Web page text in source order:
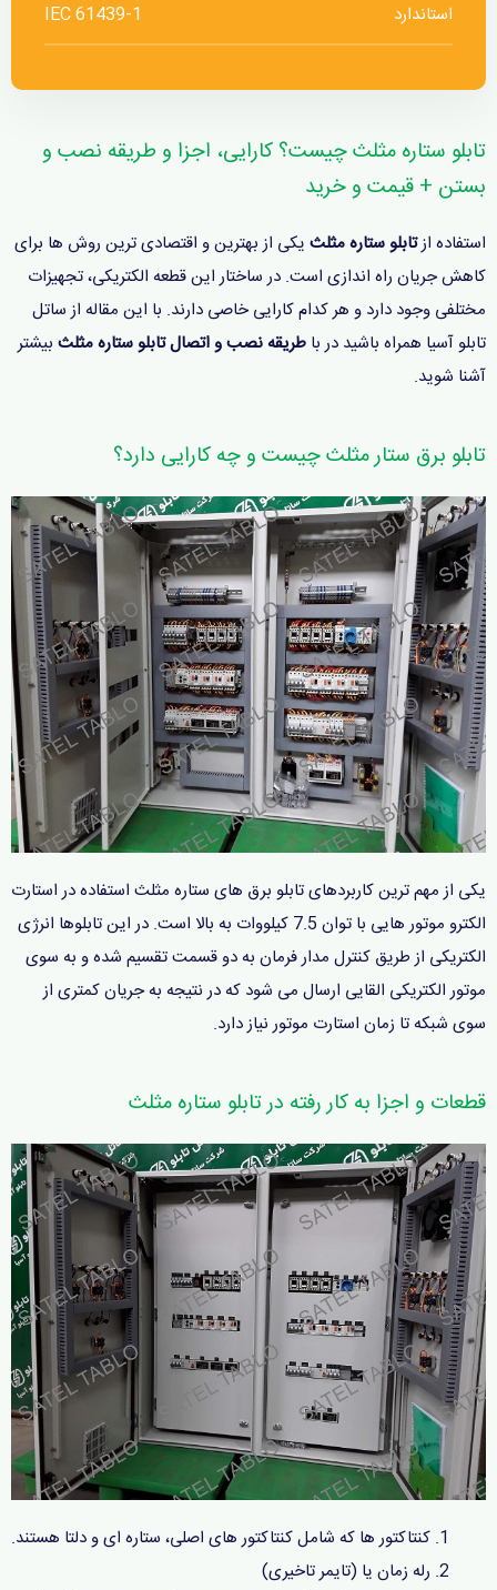
استاندارد IEC 61439-1
تابلو ستاره مثلث چیست؟ کارایی، اجزا و طریقه نصب و
بستن + قیمت و خرید
استفاده ازتابلو ستاره مثلث یکی از بهترین و اقتصادی ترین روش ها برای
کاهش جریان راه اندازی است. در ساختار این قطعه الکتریکی، تجهیزات
مختلفی وجود دارد و هر کدام کارایی خاصی دارند. با این مقاله از ساتل
تابلو آسیا همراه باشید در با طریقه نصب و اتصال تابلو ستاره مثلث بیشتر
آشنا شوید.
تابلو برق ستار مثلث چیست و چه کارایی دارد؟
یکی از مهم ترین کاربردهای تابلو برق های ستاره مثلث استفاده در استارت
الکترو موتور هایی با توان 7.5 کیلووات به بالا است. در این تابلوها انرژی
الکتریکی از طریق کنترل مدار فرمان به دو قسمت تقسیم شده و به سوی
موتور الکتریکی القایی ارسال می شود که در نتیجه به جریان کمتری از
سوی شبکه تا زمان استارت موتور نیاز دارد.
قطعات و اجزا به کار رفته در تابلو ستاره مثلث
کنتاکتور ها که شامل کنتاکتور های اصلی، ستاره ای و دلتا هستند.
رله زمان یا (تایمر تاخیری)